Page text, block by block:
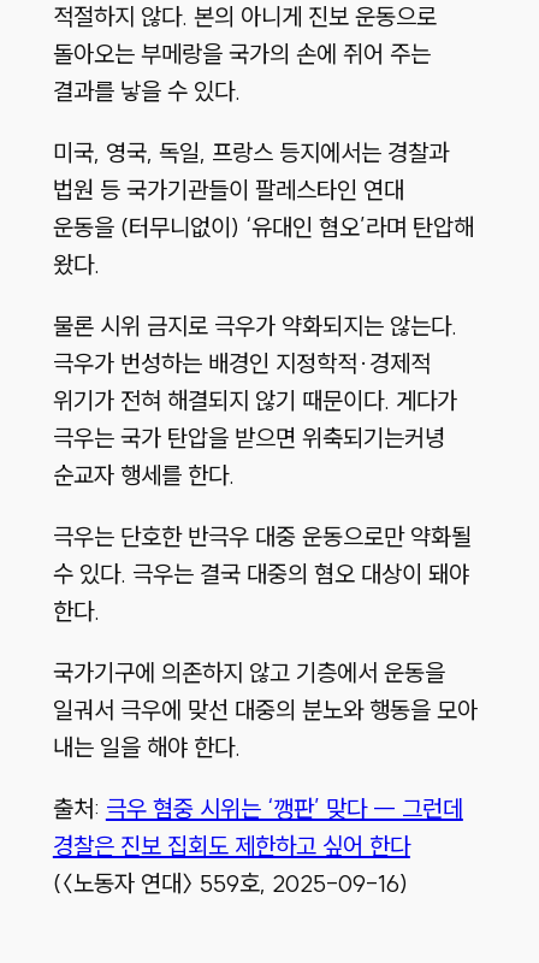
적절하지 않다. 본의 아니게 진보 운동으로
돌아오는 부메랑을 국가의 손에 쥐어 주는
결과를 낳을 수 있다.
미국, 영국, 독일, 프랑스 등지에서는 경찰과
법원 등 국가기관들이 팔레스타인 연대
운동을 (터무니없이) ‘유대인 혐오’라며 탄압해
왔다.
물론 시위 금지로 극우가 약화되지는 않는다.
극우가 번성하는 배경인 지정학적·경제적
위기가 전혀 해결되지 않기 때문이다. 게다가
극우는 국가 탄압을 받으면 위축되기는커녕
순교자 행세를 한다.
극우는 단호한 반극우 대중 운동으로만 약화될
수 있다. 극우는 결국 대중의 혐오 대상이 돼야
한다.
국가기구에 의존하지 않고 기층에서 운동을
일궈서 극우에 맞선 대중의 분노와 행동을 모아
내는 일을 해야 한다.
출처: 극우 혐중 시위는 ‘깽판’ 맞다 ― 그런데
경찰은 진보 집회도 제한하고 싶어 한다
(〈노동자 연대〉 559호, 2025-09-16)